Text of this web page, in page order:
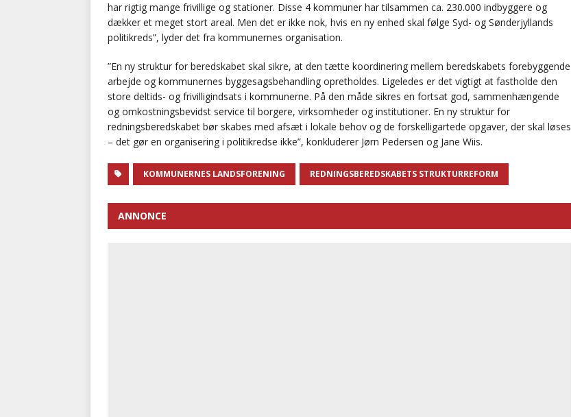
har rigtig mange frivillige og stationer. Disse 4 kommuner har tilsammen ca. 230.000 indbyggere og
dækker et meget stort areal. Men det er ikke nok, hvis en ny enhed skal følge Syd- og Sønderjyllands
politikreds”, lyder det fra kommunernes organisation.
”En ny struktur for beredskabet skal sikre, at den tætte koordinering mellem beredskabets forebyggende
arbejde og kommunernes byggesagsbehandling opretholdes. Ligeledes er det vigtigt at fastholde den
store deltids- og frivilligindsats i kommunerne. På den måde sikres en fortsat god, sammenhængende
og omkostningsbevidst service til borgere, virksomheder og institutioner. En ny struktur for
redningsberedskabet bør skabes med afsæt i lokale behov og de forskelligartede opgaver, der skal løses
– det gør en organisering i politikredse ikke”, konkluderer Jørn Pedersen og Jane Wiis.
KOMMUNERNES LANDSFORENING REDNINGSBEREDSKABETS STRUKTURREFORM
ANNONCE